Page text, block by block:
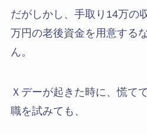
だがしかし、手取り14万の
万円の老後資金を用意する
ん。
Ｘデーが起きた時に、慌て
職を試みても、